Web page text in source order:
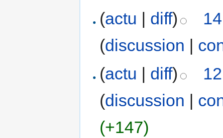
(actu | diff)
(discussion |
(actu | diff)
(discussion |
(+147)